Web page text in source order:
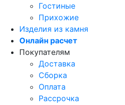
Гостиные
Прихожие
Изделия из камня
Онлайн расчет
Покупателям
Доставка
Сборка
Оплата
Рассрочка